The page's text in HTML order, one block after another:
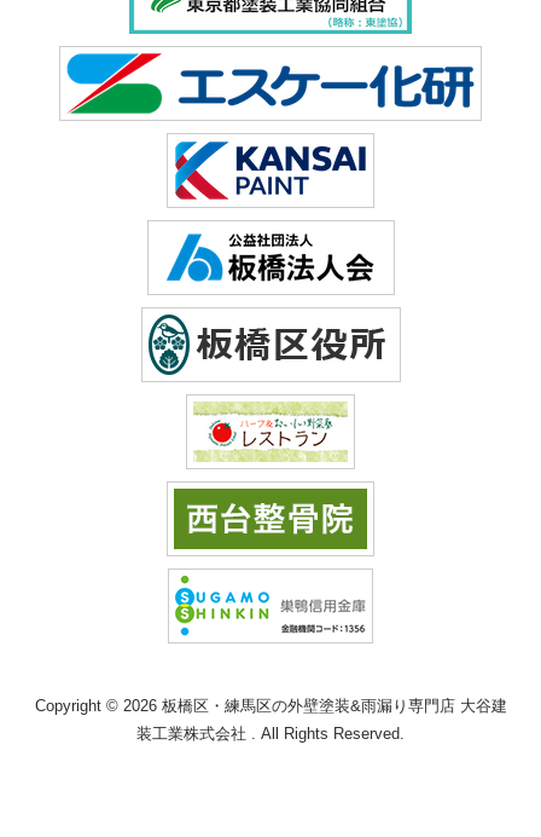
Copyright © 2026 板橋区・練馬区の外壁塗装&雨漏り専門店 大谷建
装工業株式会社 . All Rights Reserved.